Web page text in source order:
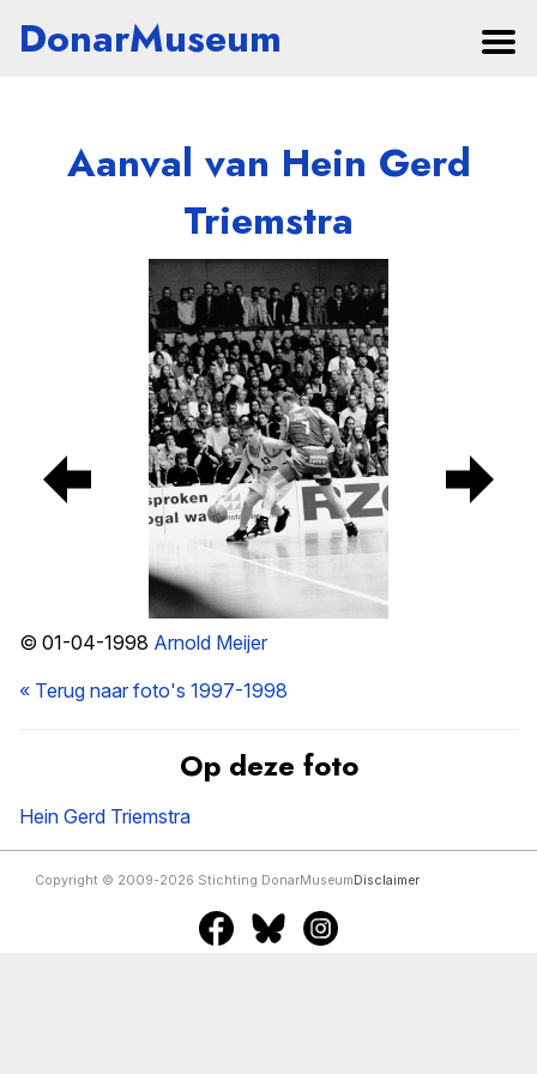
DonarMuseum
Aanval van Hein Gerd
Triemstra
© 01-04-1998 Arnold Meijer
« Terug naar foto's 1997-1998
Op deze foto
Hein Gerd Triemstra
Copyright © 2009-2026 Stichting DonarMuseum Disclaimer